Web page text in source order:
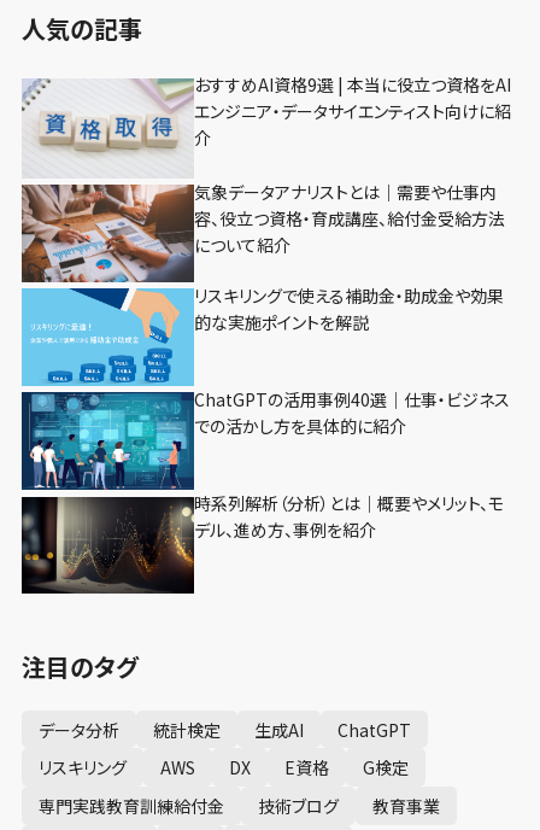
人気の記事
おすすめAI資格9選 | 本当に役立つ資格をAI
エンジニア・データサイエンティスト向けに紹
介
気象データアナリストとは｜需要や仕事内
容、役立つ資格・育成講座、給付金受給方法
について紹介
リスキリングで使える補助金・助成金や効果
的な実施ポイントを解説
ChatGPTの活用事例40選｜仕事・ビジネス
での活かし方を具体的に紹介
時系列解析（分析）とは｜概要やメリット、モ
デル、進め方、事例を紹介
注目のタグ
データ分析 統計検定 生成AI
ChatGPT
リスキリング
AWS DX E資格
G検定
専門実践教育訓練給付金
技術ブログ
教育事業